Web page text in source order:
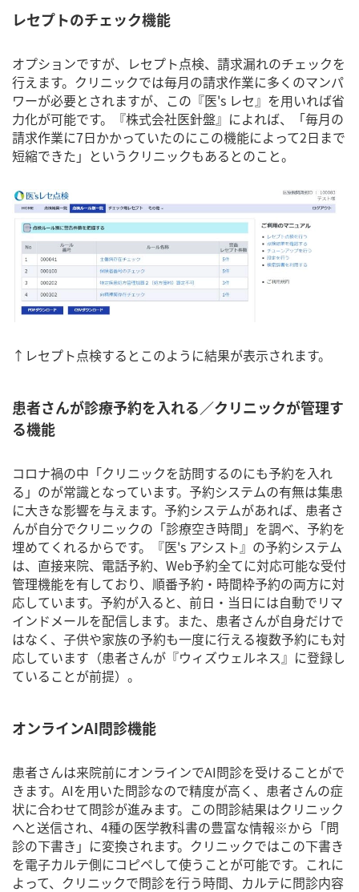
レセプトのチェック機能
オプションですが、レセプト点検、請求漏れのチェックを
行えます。クリニックでは毎月の請求作業に多くのマンパ
ワーが必要とされますが、この『医's レセ』を用いれば省
力化が可能です。『株式会社医針盤』によれば、「毎月の
請求作業に7日かかっていたのにこの機能によって2日まで
短縮できた」というクリニックもあるとのこと。
↑レセプト点検するとこのように結果が表示されます。
患者さんが診療予約を入れる／クリニックが管理す
る機能
コロナ禍の中「クリニックを訪問するのにも予約を入れ
る」のが常識となっています。予約システムの有無は集患
に大きな影響を与えます。予約システムがあれば、患者さ
んが自分でクリニックの「診療空き時間」を調べ、予約を
埋めてくれるからです。『医's アシスト』の予約システム
は、直接来院、電話予約、Web予約全てに対応可能な受付
管理機能を有しており、順番予約・時間枠予約の両方に対
応しています。予約が入ると、前日・当日には自動でリマ
インドメールを配信します。また、患者さんが自身だけで
はなく、子供や家族の予約も一度に行える複数予約にも対
応しています（患者さんが『ウィズウェルネス』に登録し
ていることが前提）。
オンラインAI問診機能
患者さんは来院前にオンラインでAI問診を受けることがで
きます。AIを用いた問診なので精度が高く、患者さんの症
状に合わせて問診が進みます。この問診結果はクリニック
へと送信され、4種の医学教科書の豊富な情報※から「問
診の下書き」に変換されます。クリニックではこの下書き
を電子カルテ側にコピペして使うことが可能です。これに
よって、クリニックで問診を行う時間、カルテに問診内容